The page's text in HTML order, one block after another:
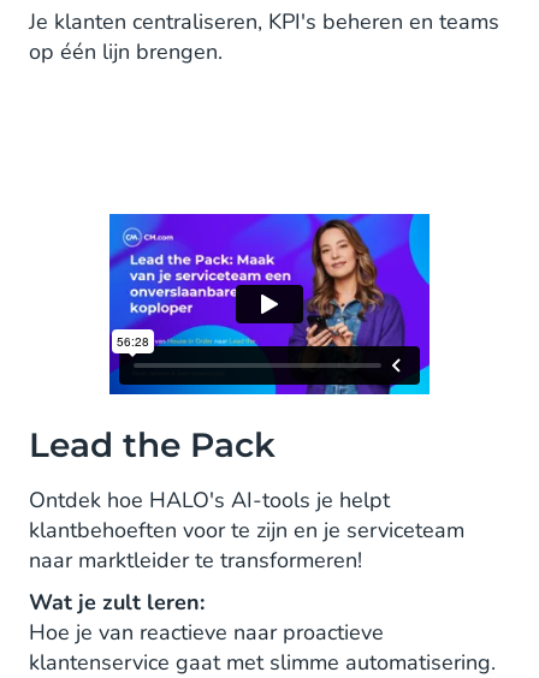
Je klanten centraliseren, KPI's beheren en teams
op één lijn brengen.
Lead the Pack
Ontdek hoe HALO's AI-tools je helpt
klantbehoeften voor te zijn en je serviceteam
naar marktleider te transformeren!
Wat je zult leren:
Hoe je van reactieve naar proactieve
klantenservice gaat met slimme automatisering.